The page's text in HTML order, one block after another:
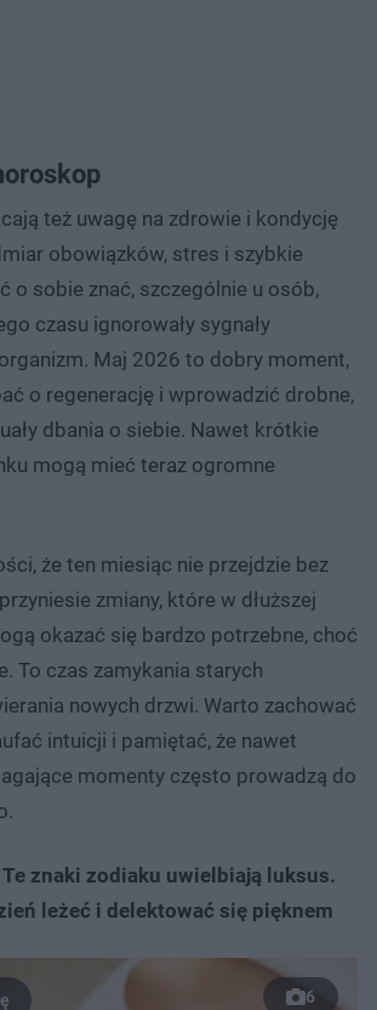
też uwagę na zdrowie i kondycję
obowiązków, stres i szybkie
o sobie znać, szczególnie u osób,
czasu ignorowały sygnały
Maj 2026 to dobry moment,
o regenerację i wprowadzić drobne,
dbania o siebie. Nawet krótkie
mogą mieć teraz ogromne
że ten miesiąc nie przejdzie bez
zmiany, które w dłuższej
okazać się bardzo potrzebne, choć
To czas zamykania starych
nowych drzwi. Warto zachować
intuicji i pamiętać, że nawet
momenty często prowadzą do
znaki zodiaku uwielbiają luksus.
leżeć i delektować się pięknem
6